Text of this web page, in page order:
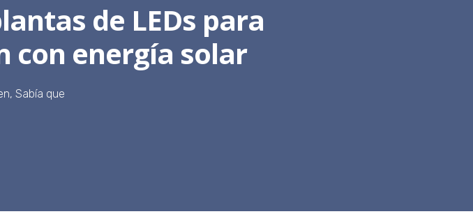
de LEDs para
con energía solar
, Sabía que